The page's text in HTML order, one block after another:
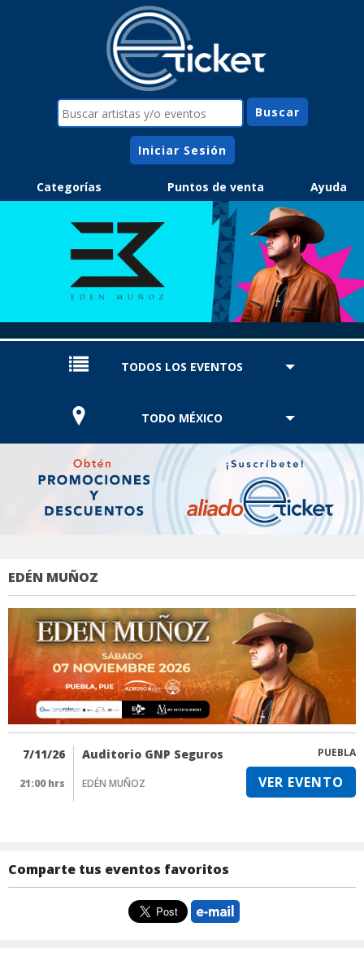
Iniciar Sesión
Categorías Puntos de venta Ayuda
TODOS LOS EVENTOS
TODO MÉXICO
EDÉN MUÑOZ
7/11/26 Auditorio GNP Seguros PUEBLA
21:00 hrs EDÉN MUÑOZ VER EVENTO
Comparte tus eventos favoritos